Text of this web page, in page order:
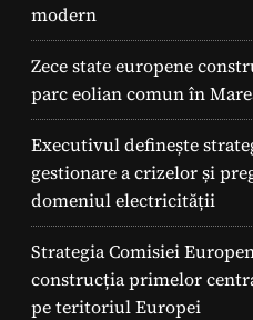
modern
Zece state europene
parc eolian comun în
Executivul definește
gestionare a crizelor și
domeniul electricității
Strategia Comisiei
construcția primelor
pe teritoriul Europei